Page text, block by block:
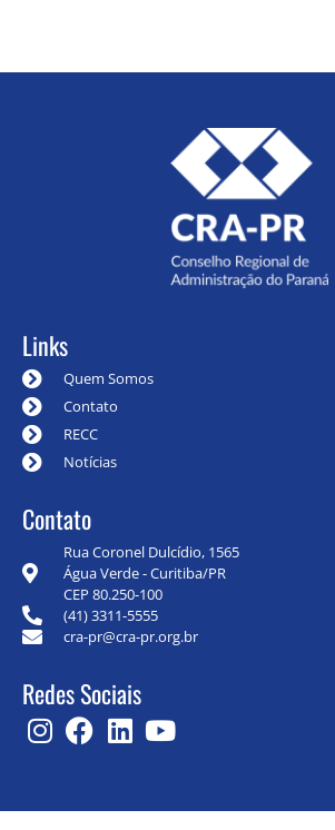
Links
Quem Somos
Contato
RECC
Notícias
Contato
Rua Coronel Dulcídio, 1565
Água Verde - Curitiba/PR
CEP 80.250-100
(41) 3311-5555
cra-pr@cra-pr.org.br
Redes Sociais